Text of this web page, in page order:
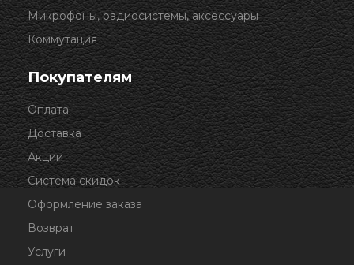
Микрофоны, радиосистемы, аксессуары
Коммутация
Покупателям
Оплата
Доставка
Акции
Система скидок
Оформление заказа
Возврат
Услуги